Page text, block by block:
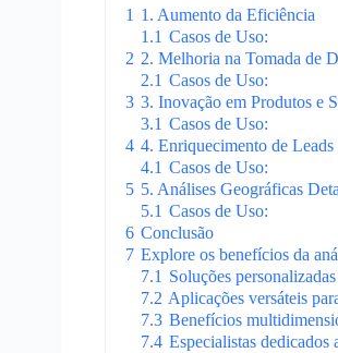
1 1. Aumento da Eficiência
1.1 Casos de Uso:
2 2. Melhoria na Tomada de
2.1 Casos de Uso:
3 3. Inovação em Produtos e
3.1 Casos de Uso:
4 4. Enriquecimento de Leads
4.1 Casos de Uso:
5 5. Análises Geográficas
5.1 Casos de Uso:
6 Conclusão
7 Explore os benefícios da
7.1 Soluções
7.2 Aplicações versáteis
7.3 Benefícios
7.4 Especialistas dedicados